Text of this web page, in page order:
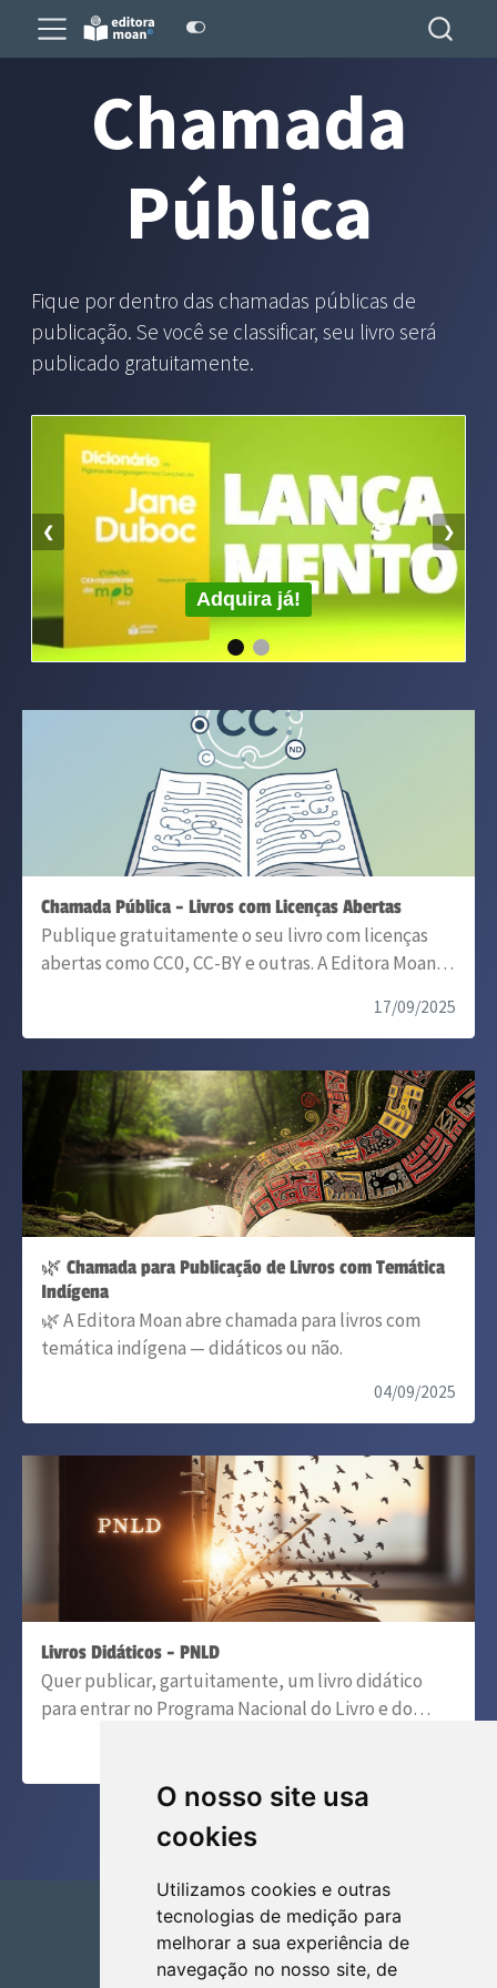
O nosso site usa
cookies
Utilizamos cookies e outras
tecnologias de medição para
melhorar a sua experiência de
navegação no nosso site, de
Chamada
Pública
Fique por dentro das chamadas públicas de
publicação. Se você se classificar, seu livro será
publicado gratuitamente.
Chamada Pública - Livros com Licenças Abertas
Publique gratuitamente o seu livro com licenças
abertas como CC0, CC-BY e outras. A Editora Moan…
17/09/2025
🌿 Chamada para Publicação de Livros com Temática
Indígena
🌿 A Editora Moan abre chamada para livros com
temática indígena — didáticos ou não.
04/09/2025
Livros Didáticos - PNLD
Quer publicar, gartuitamente, um livro didático
para entrar no Programa Nacional do Livro e do…